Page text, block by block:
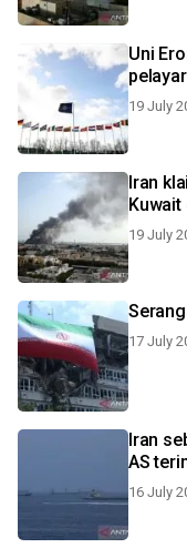
Uni
19 July
Iran
Kuwait
19 July
17 July
Iran
AS
16 July